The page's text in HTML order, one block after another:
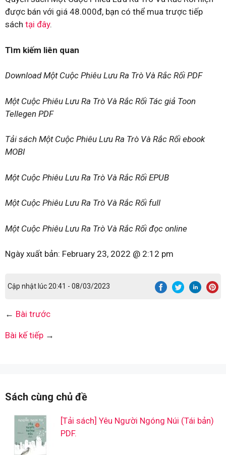
được bán với giá 48.000đ, bạn có thể mua trược tiếp
sách tại đây.
Tìm kiếm liên quan
Download Một Cuộc Phiêu Lưu Ra Trò Và Rắc Rối PDF
Một Cuộc Phiêu Lưu Ra Trò Và Rắc Rối Tác giả Toon
Tellegen PDF
Tải sách Một Cuộc Phiêu Lưu Ra Trò Và Rắc Rối ebook
MOBI
Một Cuộc Phiêu Lưu Ra Trò Và Rắc Rối EPUB
Một Cuộc Phiêu Lưu Ra Trò Và Rắc Rối full
Một Cuộc Phiêu Lưu Ra Trò Và Rắc Rối đọc online
Ngày xuất bản: February 23, 2022 @ 2:12 pm
Cập nhật lúc 20:41 - 08/03/2023
← Bài trước
Bài kế tiếp →
Sách cùng chủ đề
[Tải sách] Yêu Người Ngóng Núi (Tái bản)
PDF.